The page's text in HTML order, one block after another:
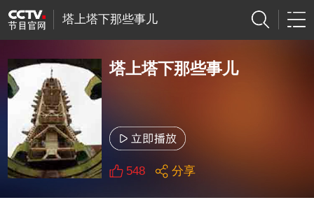
塔上塔下那些事儿
塔上塔下那些事儿
548 分享